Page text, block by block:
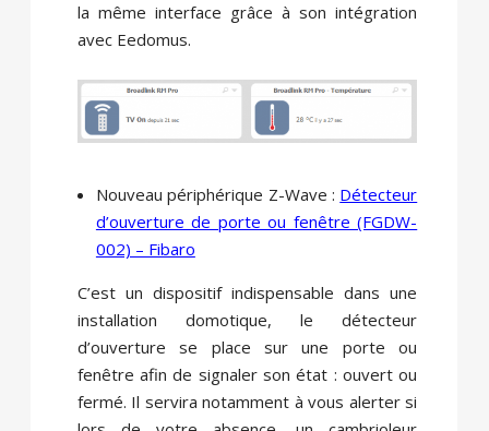
la même interface grâce à son intégration
avec Eedomus.
Nouveau périphérique Z-Wave : Détecteur
d’ouverture de porte ou fenêtre (FGDW-
002) – Fibaro
C’est un dispositif indispensable dans une
installation domotique, le détecteur
d’ouverture se place sur une porte ou
fenêtre afin de signaler son état : ouvert ou
fermé. Il servira notamment à vous alerter si